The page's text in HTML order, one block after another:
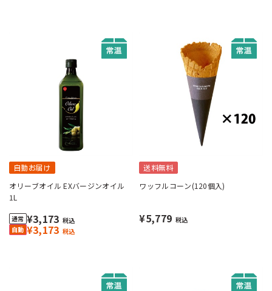
自動お届け
オリーブオイル EXバージンオイル
1L
¥3,173 税込
¥3,173 税込
送料無料
ワッフルコーン(120個入)
¥5,779 税込